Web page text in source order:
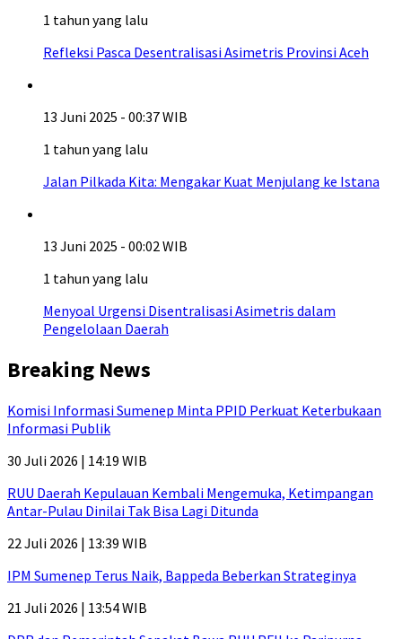
1 tahun yang lalu
Refleksi Pasca Desentralisasi Asimetris Provinsi Aceh
13 Juni 2025 - 00:37 WIB
1 tahun yang lalu
Jalan Pilkada Kita: Mengakar Kuat Menjulang ke Istana
13 Juni 2025 - 00:02 WIB
1 tahun yang lalu
Menyoal Urgensi Disentralisasi Asimetris dalam
Pengelolaan Daerah
Breaking News
Komisi Informasi Sumenep Minta PPID Perkuat Keterbukaan
Informasi Publik
30 Juli 2026 | 14:19 WIB
RUU Daerah Kepulauan Kembali Mengemuka, Ketimpangan
Antar-Pulau Dinilai Tak Bisa Lagi Ditunda
22 Juli 2026 | 13:39 WIB
IPM Sumenep Terus Naik, Bappeda Beberkan Strateginya
21 Juli 2026 | 13:54 WIB